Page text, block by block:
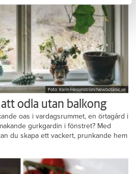
Foto: Karin Hasselström/Newbotanic.se
odla utan balkong
oas i vardagsrummet, en örtagård i
gurkgardin i fönstret? Med
du skapa ett vackert, prunkande hem